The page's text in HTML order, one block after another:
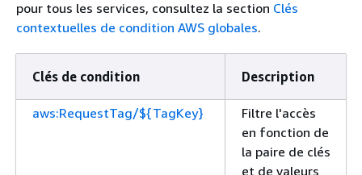
pour tous les services, consultez la section Clés
contextuelles de condition AWS globales.
Clés de condition Description
aws:RequestTag/${TagKey}
Filtre l'accès
en fonction de
la paire de clés
et de valeurs